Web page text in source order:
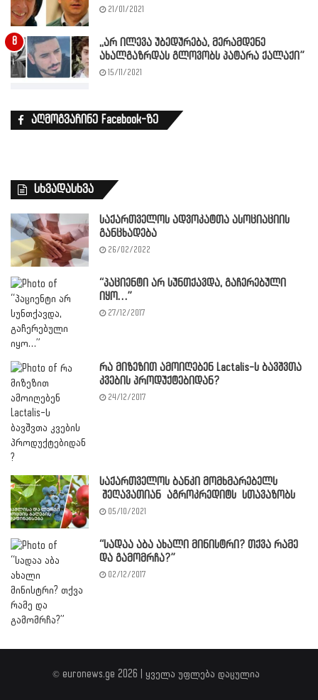
21/01/2021
,,არ ილევა უბედურება, მერამდენე
ახალგაზრდას გლოვობს პატარა ქალაქი”
15/11/2021
აღმოგვაჩინე Facebook-ზე
სხვადასხვა
საქართველოს ადვოკატთა ასოციაციის
განცხადება
26/02/2022
“პაციენტი არ სუნთქავდა, გაჩერებული
იყო…”
27/12/2017
რა მიზეზით ამოიღებენ Lactalis-ს ბავშვთა
კვების პროდუქტებიდან?
24/12/2017
საქართველოს ბანკი მომხმარებელს
შეღავათიან აგროკრედიტს სთავაზობს
05/10/2021
“სადაა აბა ახალი მინისტრი? თქვა რამე
და გამომრჩა?”
02/12/2017
© euronews.ge 2026 | ყველა უფლება დაცულია